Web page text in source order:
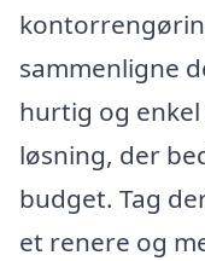
sammenligne
hurtig og
løsning, der
budget. Tag
et renere og